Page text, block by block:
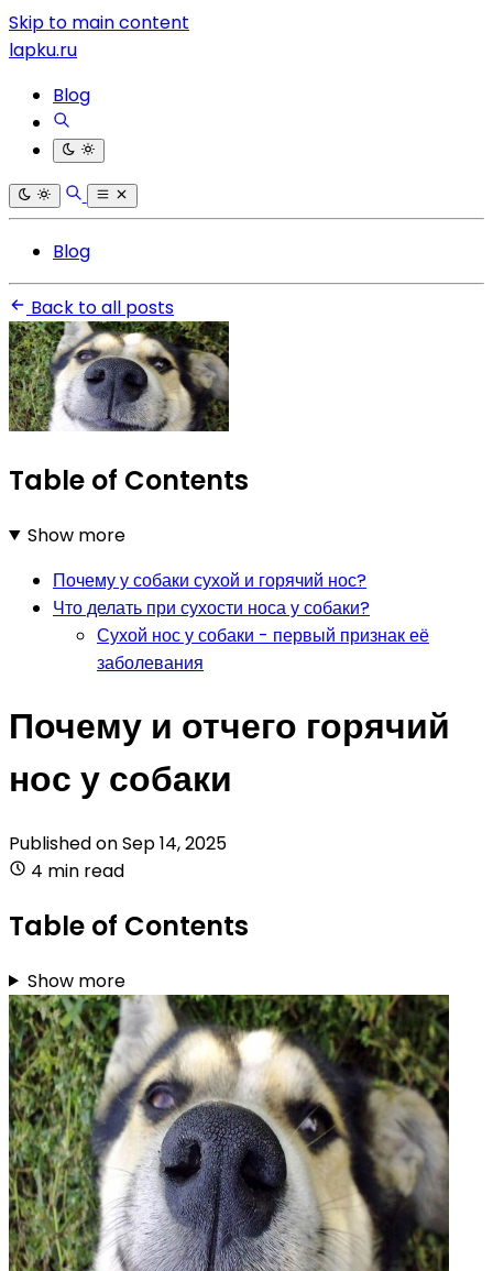
Skip to main content
lapku.ru
Blog
Blog
Back to all posts
Table of Contents
Show more
Почему у собаки сухой и горячий нос?
Что делать при сухости носа у собаки?
Сухой нос у собаки - первый признак её
заболевания
Почему и отчего горячий
нос у собаки
Published onSep 14, 2025
4 min read
Table of Contents
Show more